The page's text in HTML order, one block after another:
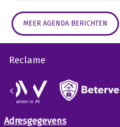
MEER AGENDA BERICHTEN
Reclame
Adresgegevens